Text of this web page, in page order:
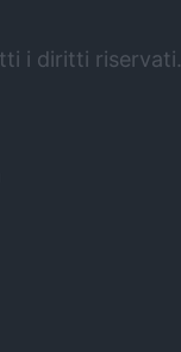
i diritti riservati.